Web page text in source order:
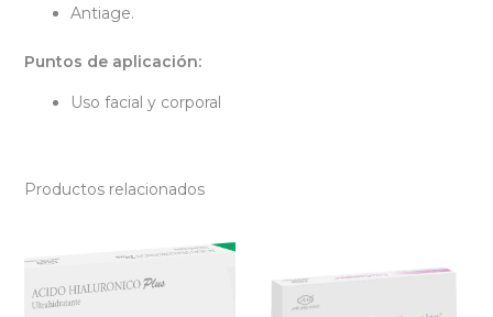
Antiage.
Puntos de aplicación:
Uso facial y corporal
Productos relacionados